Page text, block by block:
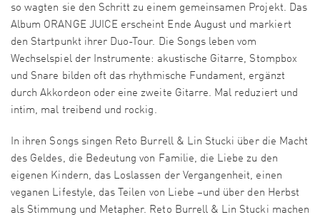
so wagten sie den Schritt zu einem gemeinsamen Projekt. Das
Album ORANGE JUICE erscheint Ende August und markiert
den Startpunkt ihrer Duo-Tour. Die Songs leben vom
Wechselspiel der Instrumente: akustische Gitarre, Stompbox
und Snare bilden oft das rhythmische Fundament, ergänzt
durch Akkordeon oder eine zweite Gitarre. Mal reduziert und
intim, mal treibend und rockig.
In ihren Songs singen Reto Burrell & Lin Stucki über die Macht
des Geldes, die Bedeutung von Familie, die Liebe zu den
eigenen Kindern, das Loslassen der Vergangenheit, einen
veganen Lifestyle, das Teilen von Liebe –und über den Herbst
als Stimmung und Metapher. Reto Burrell & Lin Stucki machen